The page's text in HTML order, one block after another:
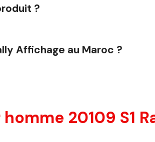
?
Affichage au Maroc ?
20109 S1